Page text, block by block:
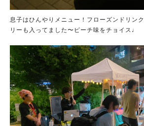
息子はひんやりメニュー！フローズンドリン
リーも入ってました〜ピーチ味をチョイス♩